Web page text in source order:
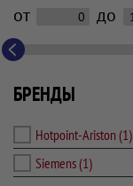
от до
БРЕНДЫ
Hotpoint-Ariston (1)
Siemens(1)